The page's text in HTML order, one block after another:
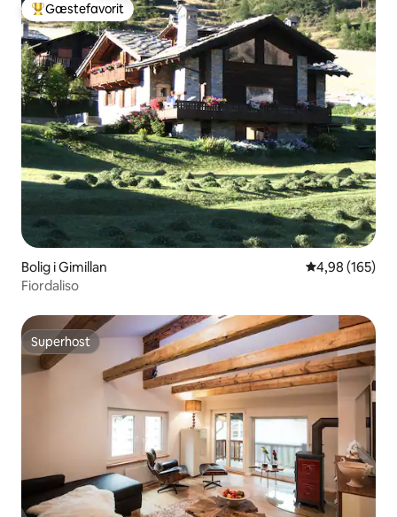
Bedste gæstefavorit
Gæstefavorit
Bolig i Gimillan 4,98 ud af 5 i
4,98 (165)
Fiordaliso
Superhost
Superhost